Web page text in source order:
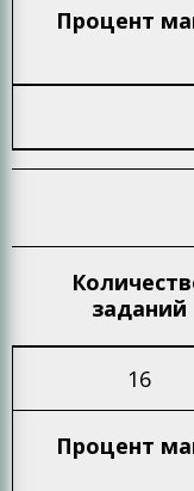
Процент
заданий
16
Процент